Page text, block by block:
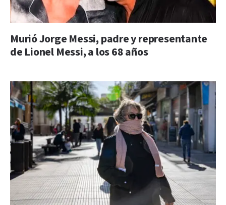
Murió Jorge Messi, padre y representante
de Lionel Messi, a los 68 años